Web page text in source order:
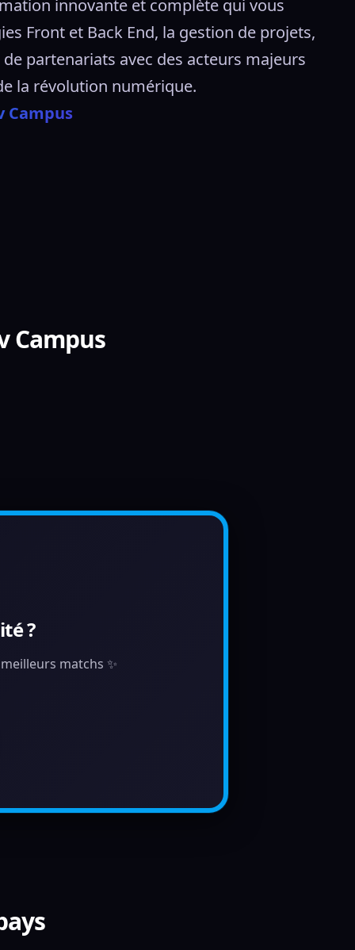
innovante et complète qui vous
Front et Back End, la gestion de projets,
partenariats avec des acteurs majeurs
la révolution numérique.
Campus
Campus
?
matchs ✨